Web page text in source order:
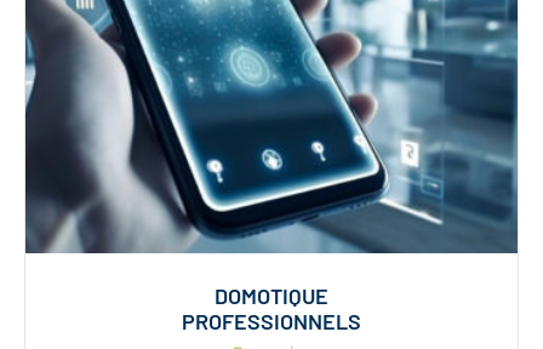
DOMOTIQUE
PROFESSIONNELS